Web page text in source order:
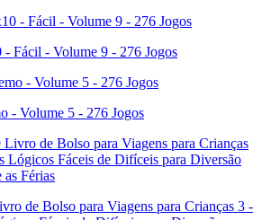
Fácil - Volume 9 - 276 Jogos
- Volume 5 - 276 Jogos
de Bolso para Viagens para Crianças 3 -